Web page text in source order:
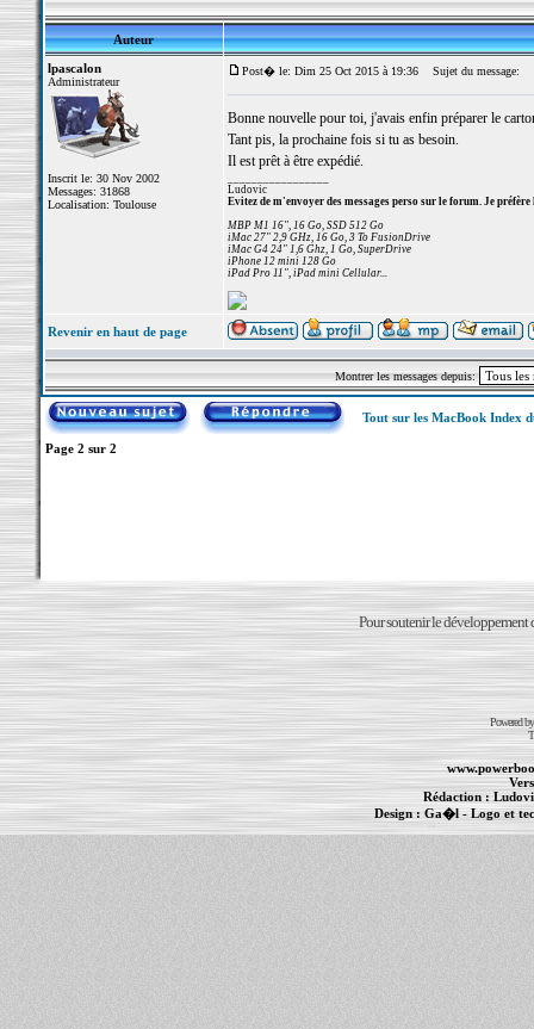
Auteur
lpascalon
Administrateur
Inscrit le: 30 Nov 2002
Messages: 31868
Localisation: Toulouse
Post� le: Dim 25 Oct 2015 à 19:36 Sujet du message:
Bonne nouvelle pour toi, j'avais enfin préparer le
Tant pis, la prochaine fois si tu as besoin.
Il est prêt à être expédié.
Ludovic
Evitez de m'envoyer des messages perso sur le forum. Je préfère
MBP M1 16", 16 Go, SSD 512 Go
iMac 27" 2,9 GHz, 16 Go, 3 To FusionDrive
iMac G4 24" 1,6 Ghz, 1 Go, SuperDrive
iPhone 12 mini 128 Go
iPad Pro 11", iPad mini Cellular...
Revenir en haut de page
Montrer les messages depuis:
Tout sur les MacBook Index
Page 2 sur 2
Pour soutenir le développement
Powered
Rédaction :
Design : Ga�l - Logo et